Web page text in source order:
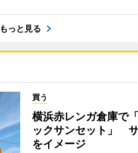
もっと見る
買う
横浜赤レンガ倉庫で
ックサンセット」
をイメージ